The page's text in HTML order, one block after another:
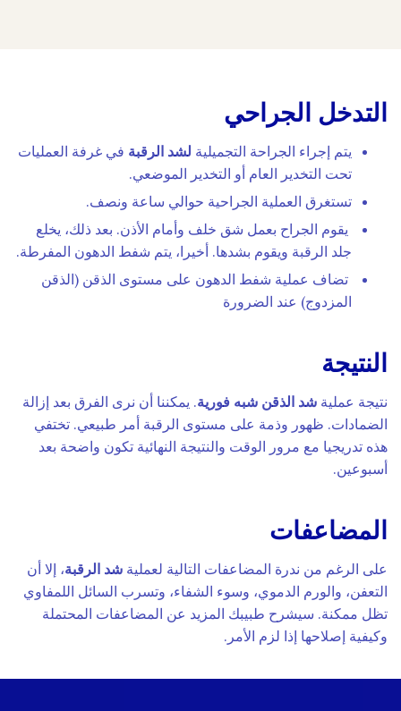
التدخل الجراحي
يتم إجراء الجراحة التجميلية لشد الرقبة في غرفة العمليات
تحت التخدير العام أو التخدير الموضعي.
تستغرق العملية الجراحية حوالي ساعة ونصف.
يقوم الجراح بعمل شق خلف وأمام الأذن. بعد ذلك، يخلع
جلد الرقبة ويقوم بشدها. أخيرا، يتم شفط الدهون المفرطة.
تضاف عملية شفط الدهون على مستوى الذقن (الذقن
المزدوج) عند الضرورة
النتيجة
نتيجة عملية شد الذقن شبه فورية. يمكننا أن نرى الفرق بعد إزالة
الضمادات. ظهور وذمة على مستوى الرقبة أمر طبيعي. تختفي
هذه تدريجيا مع مرور الوقت والنتيجة النهائية تكون واضحة بعد
أسبوعين.
المضاعفات
على الرغم من ندرة المضاعفات التالية لعملية شد الرقبة، إلا أن
التعفن، والورم الدموي، وسوء الشفاء، وتسرب السائل اللمفاوي
تظل ممكنة. سيشرح طبيبك المزيد عن المضاعفات المحتملة
وكيفية إصلاحها إذا لزم الأمر.